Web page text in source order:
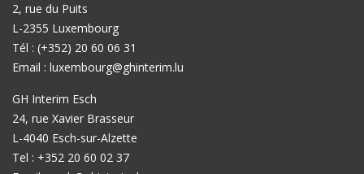
2, rue du Puits
L-2355 Luxembourg
Tél : (+352) 20 60 06 31
Email : luxembourg@ghinterim.lu
GH Interim Esch
24, rue Xavier Brasseur
L-4040 Esch-sur-Alzette
Tel : +352 20 60 02 37